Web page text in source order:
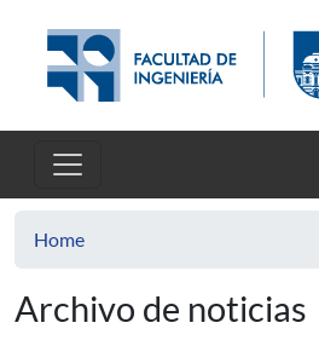
Home
Archivo de noticias